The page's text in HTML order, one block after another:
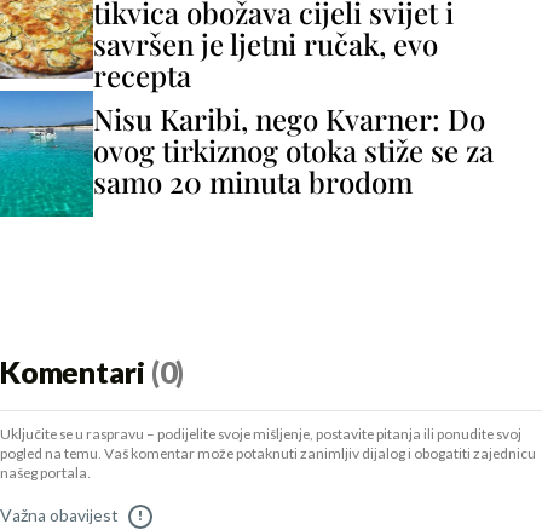
tikvica obožava cijeli svijet i
savršen je ljetni ručak, evo
recepta
Nisu Karibi, nego Kvarner: Do
ovog tirkiznog otoka stiže se za
samo 20 minuta brodom
Komentari (0)
Uključite se u raspravu – podijelite svoje mišljenje, postavite pitanja ili ponudite svoj
pogled na temu. Vaš komentar može potaknuti zanimljiv dijalog i obogatiti zajednicu
našeg portala.
Važna obavijest !